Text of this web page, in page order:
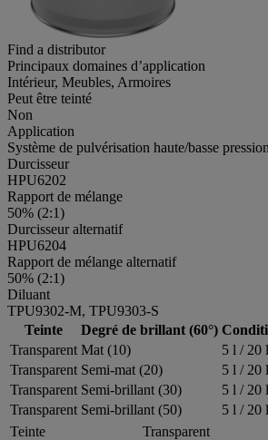
Find a distributor
Principaux domaines d’application
Intérieur, Meubles, Armoires
Peut être teinté
Non
Application
Système de pulvérisation haute/basse pression
Durcisseur
HPU6202
Rapport de mélange
50% (2:1)
Durcisseur alternatif
HPU6204
Rapport de mélange alternatif
50% (2:1)
Diluant
TPU9302-M, TPU9303-S
Teinte
Degré de brillant (60°)
Transparent Mat (10)
5 l / 20 l
Transparent Semi-mat (20)
5 l / 20 l
Transparent Semi-brillant (30)
5 l / 20 l
Transparent Semi-brillant (50)
5 l / 20 l
Teinte
Transparent